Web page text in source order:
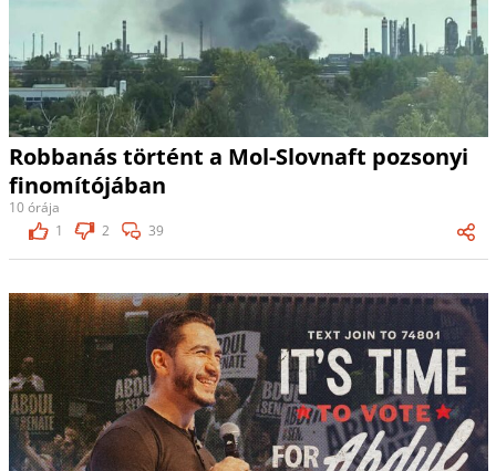
Robbanás történt a Mol-Slovnaft pozsonyi
finomítójában
10 órája
1
2 39